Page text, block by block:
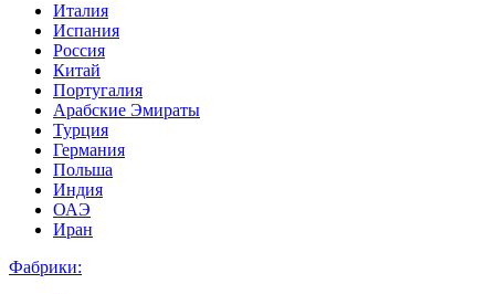
Италия
Испания
Россия
Китай
Португалия
Арабские Эмираты
Турция
Германия
Польша
Индия
ОАЭ
Иран
Фабрики: